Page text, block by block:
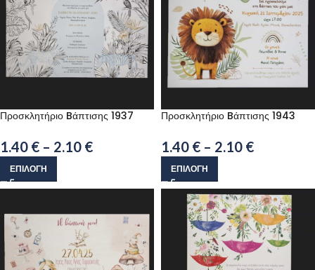
Προσκλητήριο Bάπτισης 1937
1.40 € – 2.10 €
ΕΠΙΛΟΓΉ
Προσκλητήριο Bάπτισης 1943
1.40 € – 2.10 €
ΕΠΙΛΟΓΉ